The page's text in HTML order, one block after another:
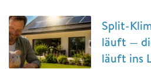
Split-
läuft —
läuft ins